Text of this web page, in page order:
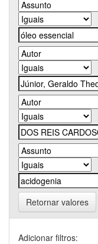
Retornar valores
Adicionar filtros: